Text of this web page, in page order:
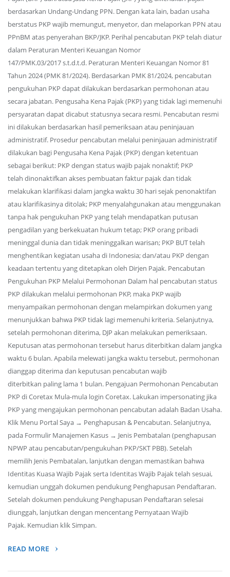
berdasarkan Undang-Undang PPN. Dengan kata lain, badan usaha
berstatus PKP wajib memungut, menyetor, dan melaporkan PPN atau
PPnBM atas penyerahan BKP/JKP. Perihal pencabutan PKP telah diatur
dalam Peraturan Menteri Keuangan Nomor
147/PMK.03/2017 s.t.d.t.d. Peraturan Menteri Keuangan Nomor 81
Tahun 2024 (PMK 81/2024). Berdasarkan PMK 81/2024, pencabutan
pengukuhan PKP dapat dilakukan berdasarkan permohonan atau
secara jabatan. Pengusaha Kena Pajak (PKP) yang tidak lagi memenuhi
persyaratan dapat dicabut statusnya secara resmi. Pencabutan resmi
ini dilakukan berdasarkan hasil pemeriksaan atau peninjauan
administratif. Prosedur pencabutan melalui peninjauan administratif
dilakukan bagi Pengusaha Kena Pajak (PKP) dengan ketentuan
sebagai berikut: PKP dengan status wajib pajak nonaktif; PKP
telah dinonaktifkan akses pembuatan faktur pajak dan tidak
melakukan klarifikasi dalam jangka waktu 30 hari sejak penonaktifan
atau klarifikasinya ditolak; PKP menyalahgunakan atau menggunakan
tanpa hak pengukuhan PKP yang telah mendapatkan putusan
pengadilan yang berkekuatan hukum tetap; PKP orang pribadi
meninggal dunia dan tidak meninggalkan warisan; PKP BUT telah
menghentikan kegiatan usaha di Indonesia; dan/atau PKP dengan
keadaan tertentu yang ditetapkan oleh Dirjen Pajak. Pencabutan
Pengukuhan PKP Melalui Permohonan Dalam hal pencabutan status
PKP dilakukan melalui permohonan PKP, maka PKP wajib
menyampaikan permohonan dengan melampirkan dokumen yang
menunjukkan bahwa PKP tidak lagi memenuhi kriteria. Selanjutnya,
setelah permohonan diterima, DJP akan melakukan pemeriksaan.
Keputusan atas permohonan tersebut harus diterbitkan dalam jangka
waktu 6 bulan. Apabila melewati jangka waktu tersebut, permohonan
dianggap diterima dan keputusan pencabutan wajib
diterbitkan paling lama 1 bulan. Pengajuan Permohonan Pencabutan
PKP di Coretax Mula-mula login Coretax. Lakukan impersonating jika
PKP yang mengajukan permohonan pencabutan adalah Badan Usaha.
Klik Menu Portal Saya → Penghapusan & Pencabutan. Selanjutnya,
pada Formulir Manajemen Kasus → Jenis Pembatalan (penghapusan
NPWP atau pencabutan/pengukuhan PKP/SKT PBB). Setelah
memilih Jenis Pembatalan, lanjutkan dengan memastikan bahwa
Identitas Kuasa Wajib Pajak serta Identitas Wajib Pajak telah sesuai,
kemudian unggah dokumen pendukung Penghapusan Pendaftaran.
Setelah dokumen pendukung Penghapusan Pendaftaran selesai
diunggah, lanjutkan dengan mencentang Pernyataan Wajib
Pajak. Kemudian klik Simpan.
READ MORE